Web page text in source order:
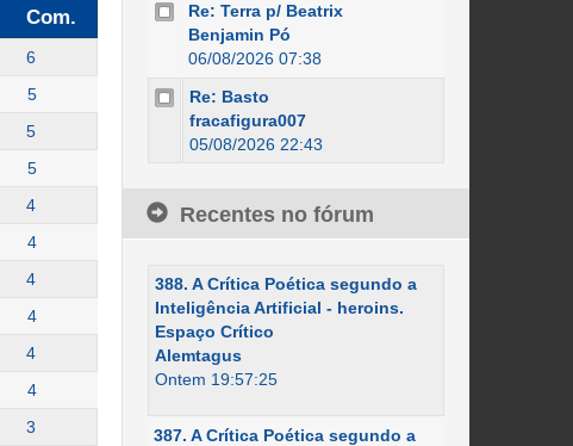
Com.
6
5
5
5
4
4
4
4
4
4
3
Re: Terra p/ Beatrix
Benjamin Pó
06/08/2026 07:38
Re: Basto
fracafigura007
05/08/2026 22:43
Recentes no fórum
388. A Crítica Poética segundo a
Inteligência Artificial - heroins.
Espaço Crítico
Alemtagus
Ontem 19:57:25
387. A Crítica Poética segundo a